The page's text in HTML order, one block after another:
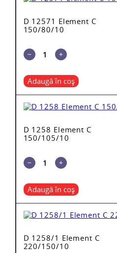
D 12571 Element C
150/80/10
Adaugă în coș
D 1258 Element C
150/105/10
Adaugă în coș
D 1258/1 Element C
220/150/10